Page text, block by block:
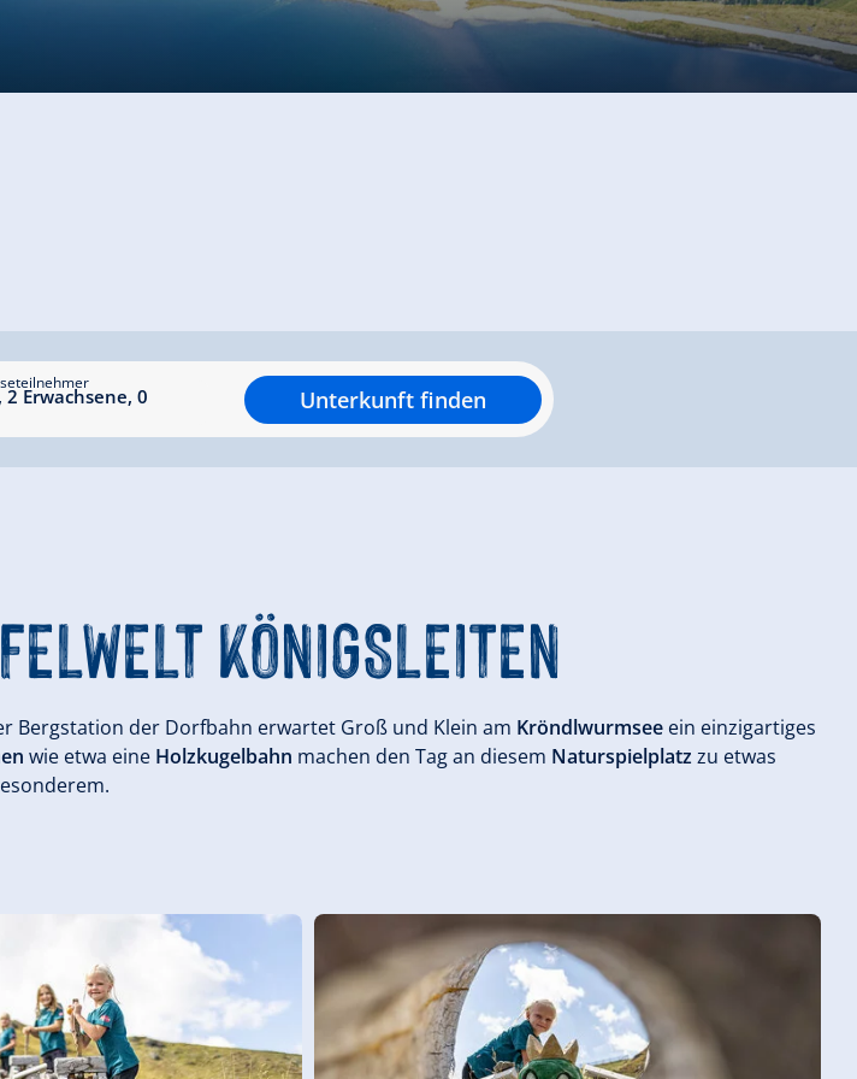
2 Erwachsene, 0
Unterkunft finden
KÖNIGSLEITEN
Bergstation der Dorfbahn erwartet Groß und Klein am Kröndlwurmsee ein einzigartiges
wie etwa eine Holzkugelbahn machen den Tag an diesem Naturspielplatz zu etwas